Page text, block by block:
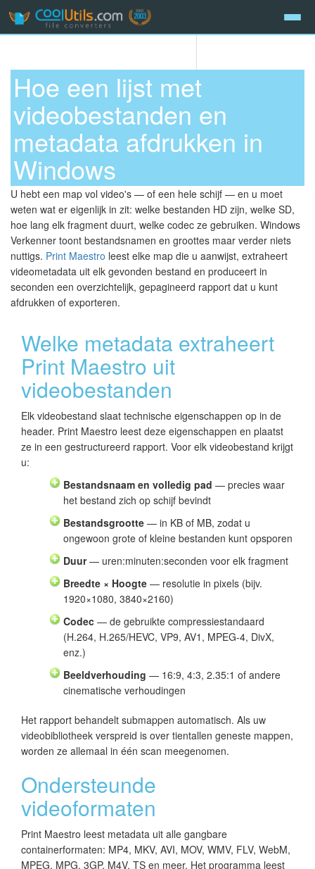
Hoe een lijst met
videobestanden en
metadata afdrukken in
Windows
U hebt een map vol video's — of een hele schijf — en u moet
weten wat er eigenlijk in zit: welke bestanden HD zijn, welke SD,
hoe lang elk fragment duurt, welke codec ze gebruiken. Windows
Verkenner toont bestandsnamen en groottes maar verder niets
nuttigs. Print Maestro leest elke map die u aanwijst, extraheert
videometadata uit elk gevonden bestand en produceert in
seconden een overzichtelijk, gepagineerd rapport dat u kunt
afdrukken of exporteren.
Welke metadata extraheert
Print Maestro uit
videobestanden
Elk videobestand slaat technische eigenschappen op in de
header. Print Maestro leest deze eigenschappen en plaatst
ze in een gestructureerd rapport. Voor elk videobestand krijgt
u:
Bestandsnaam en volledig pad — precies waar
het bestand zich op schijf bevindt
Bestandsgrootte — in KB of MB, zodat u
ongewoon grote of kleine bestanden kunt opsporen
Duur— uren:minuten:seconden voor elk fragment
Breedte × Hoogte — resolutie in pixels (bijv.
1920×1080, 3840×2160)
Codec — de gebruikte compressiestandaard
(H.264, H.265/HEVC, VP9, AV1, MPEG-4, DivX,
enz.)
Beeldverhouding — 16:9, 4:3, 2.35:1 of andere
cinematische verhoudingen
Het rapport behandelt submappen automatisch. Als uw
videobibliotheek verspreid is over tientallen geneste mappen,
worden ze allemaal in één scan meegenomen.
Ondersteunde
videoformaten
Print Maestro leest metadata uit alle gangbare
containerformaten: MP4, MKV, AVI, MOV, WMV, FLV, WebM,
MPEG, MPG, 3GP, M4V, TS en meer. Het programma leest